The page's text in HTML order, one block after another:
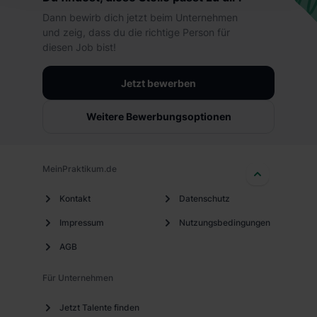
hierbei die Einwilligung zur Übermittlung deiner Daten in
die USA (Art. 49 Abs. 1 S. 1 lit. a) DS-GVO). Die USA
verfügen über kein angemessenes Datenschutzniveau
Einwilligung jederzeit mit Wirkung für die Zukunft ganz
oder teilweise über unsere Datenschutzerklärung unter
dem Punkt „Datenschutz-Einstellungen“ widerrufen.
Informationen:
Datenschutzerklärung
Dann bewirb dich jetzt beim Unternehmen
und zeig, dass du die richtige Person für
diesen Job bist!
Jetzt bewerben
Weitere Bewerbungsoptionen
MeinPraktikum.de
Kontakt
Impressum
AGB
Datenschutz
Nutzungsbedingungen
Für Unternehmen
Jetzt Talente finden